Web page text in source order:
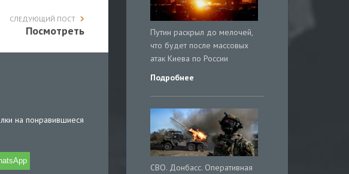
СЛЕДУЮЩИЙ ПОСТ
Посмотреть
на понравившиеся
Путин раскрыл до мелочей,
что будет после массовых
атак Киева по России
Подробнее
СВО. Донбасс. Оперативная